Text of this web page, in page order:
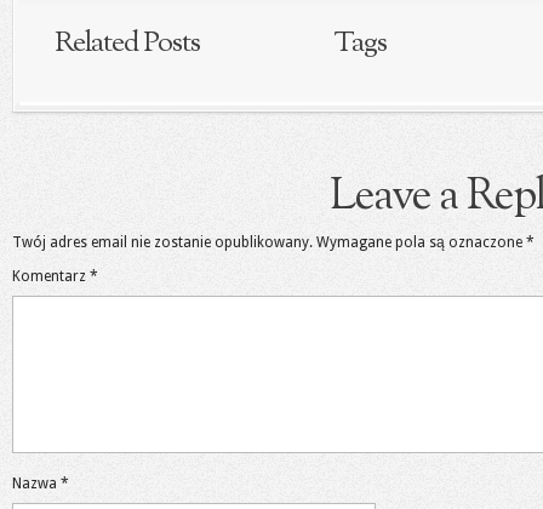
Related Posts Tags
Leave a
Twój adres email nie zostanie opublikowany. Wymagane pola są oznaczone *
Komentarz *
Nazwa *